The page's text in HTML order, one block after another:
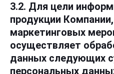
3.2. Для цели
продукции
маркетинговых
осуществляет
данных следующих
персональных